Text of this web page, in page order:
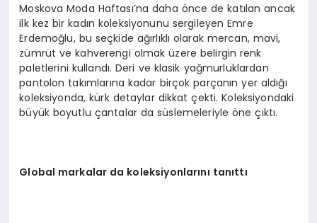
Moskova Moda Haftası’na daha önce de katılan ancak
ilk kez bir kadın koleksiyonunu sergileyen Emre
Erdemoğlu, bu seçkide ağırlıklı olarak mercan, mavi,
zümrüt ve kahverengi olmak üzere belirgin renk
paletlerini kullandı. Deri ve klasik yağmurluklardan
pantolon takımlarına kadar birçok parçanın yer aldığı
koleksiyonda, kürk detaylar dikkat çekti. Koleksiyondaki
büyük boyutlu çantalar da süslemeleriyle öne çıktı.
Global markalar da koleksiyonlarını tanıttı